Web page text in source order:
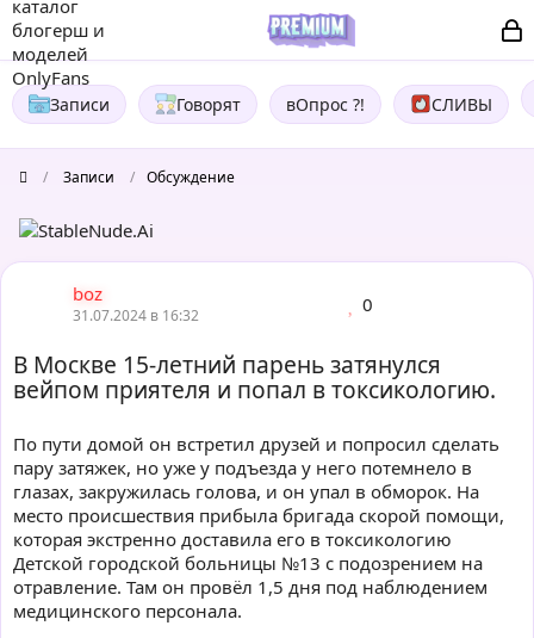
Записи Говорят вОпрос ?! СЛИВЫ
/ Записи / Обсуждение
boz
31.07.2024 в 16:32 0
В Москве 15-летний парень затянулся
вейпом приятеля и попал в токсикологию.
По пути домой он встретил друзей и попросил сделать
пару затяжек, но уже у подъезда у него потемнело в
глазах, закружилась голова, и он упал в обморок. На
место происшествия прибыла бригада скорой помощи,
которая экстренно доставила его в токсикологию
Детской городской больницы №13 с подозрением на
отравление. Там он провёл 1,5 дня под наблюдением
медицинского персонала.